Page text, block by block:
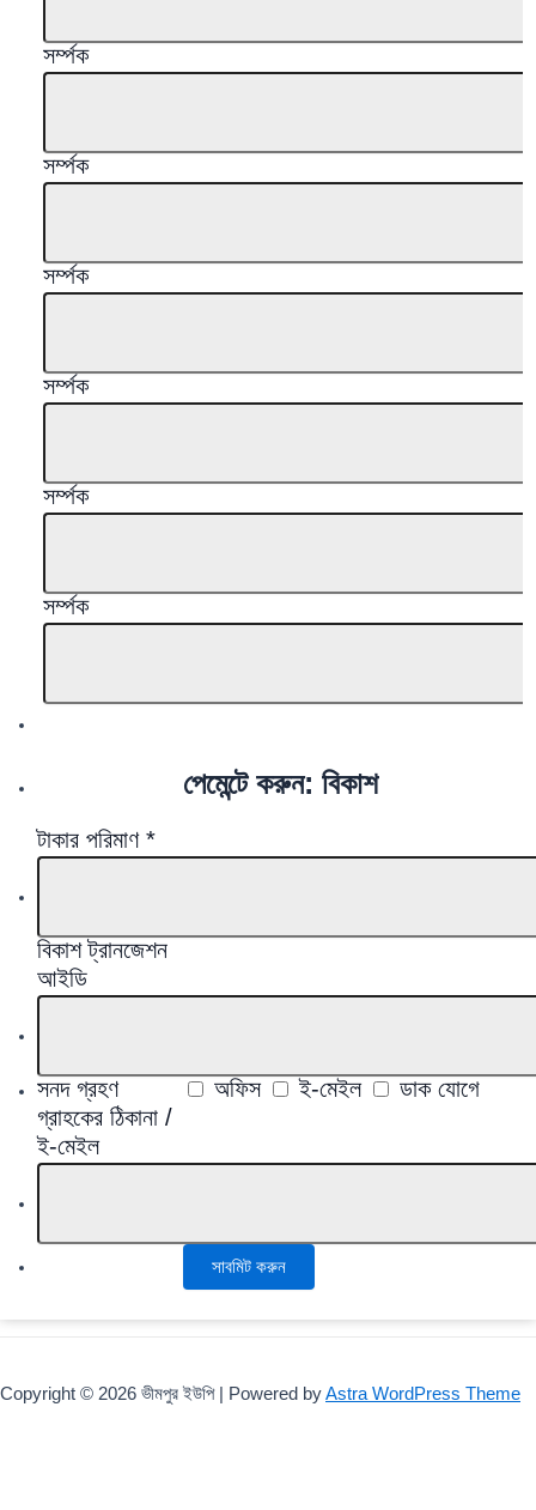
সর্ম্পক
সর্ম্পক
সর্ম্পক
সর্ম্পক
সর্ম্পক
সর্ম্পক
পেমেন্টে করুন: বিকাশ
টাকার পরিমাণ *
বিকাশ ট্রানজেশন
আইডি
সনদ গ্রহণ অফিস ই-মেইল
ডাক যোগে
গ্রাহকের ঠিকানা /
ই-মেইল
Copyright © 2026 ভীমপুর ইউপি | Powered byAstra WordPress Theme